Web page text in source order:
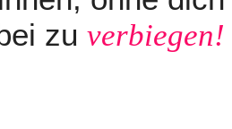
zu verbiegen!